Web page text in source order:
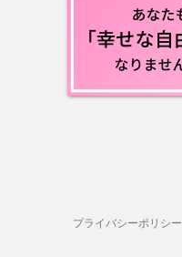
プライバシーポリシー